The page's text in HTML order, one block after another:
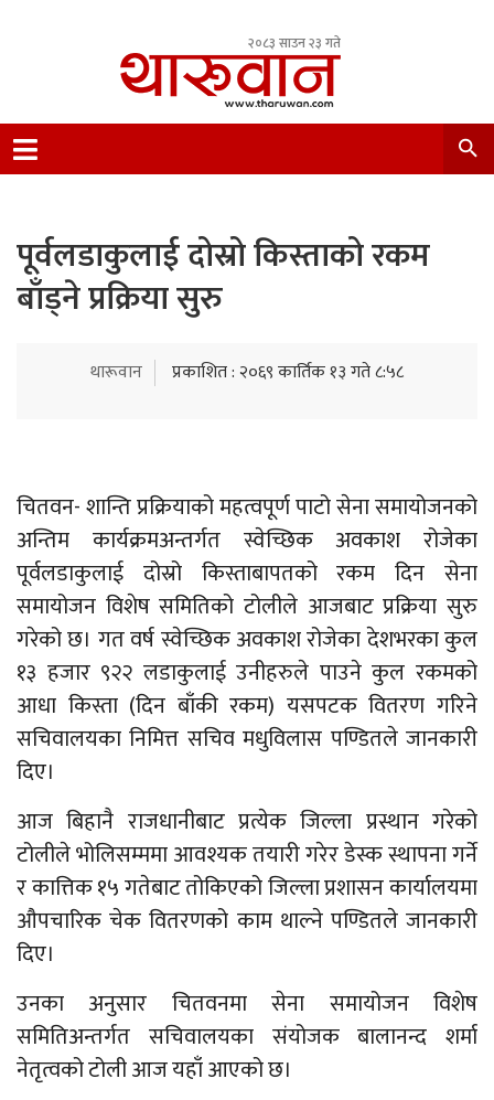
२०८३ साउन २३ गते
Nepal.
पूर्वलडाकुलाई दोस्रो किस्ताको रकम
बाँड्ने प्रक्रिया सुरु
थारूवान प्रकाशित : २०६९ कार्तिक १३ गते ८:५८
चितवन- शान्ति प्रक्रियाको महत्वपूर्ण पाटो सेना समायोजनको
अन्तिम कार्यक्रमअन्तर्गत स्वेच्छिक अवकाश रोजेका
पूर्वलडाकुलाई दोस्रो किस्ताबापतको रकम दिन सेना
समायोजन विशेष समितिको टोलीले आजबाट प्रक्रिया सुरु
गरेको छ। गत वर्ष स्वेच्छिक अवकाश रोजेका देशभरका कुल
१३ हजार ९२२ लडाकुलाई उनीहरुले पाउने कुल रकमको
आधा किस्ता (दिन बाँकी रकम) यसपटक वितरण गरिने
सचिवालयका निमित्त सचिव मधुविलास पण्डितले जानकारी
दिए।
आज बिहानै राजधानीबाट प्रत्येक जिल्ला प्रस्थान गरेको
टोलीले भोलिसम्ममा आवश्यक तयारी गरेर डेस्क स्थापना गर्ने
र कात्तिक १५ गतेबाट तोकिएको जिल्ला प्रशासन कार्यालयमा
औपचारिक चेक वितरणको काम थाल्ने पण्डितले जानकारी
दिए।
उनका अनुसार चितवनमा सेना समायोजन विशेष
समितिअन्तर्गत सचिवालयका संयोजक बालानन्द शर्मा
नेतृत्वको टोली आज यहाँ आएको छ।